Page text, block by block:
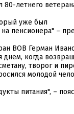
80-летнего
уже был
пенсионера" –
ВОВ Герман
днем, когда
творог и
молодой
питания", –